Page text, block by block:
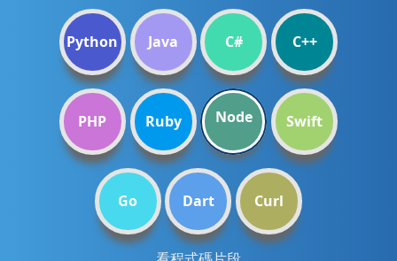
Python Java C# C++
PHP Ruby Node Swift
Go Dart Curl